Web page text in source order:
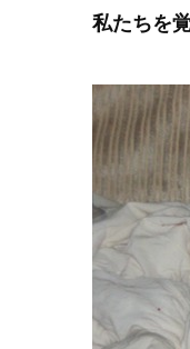
私たちを